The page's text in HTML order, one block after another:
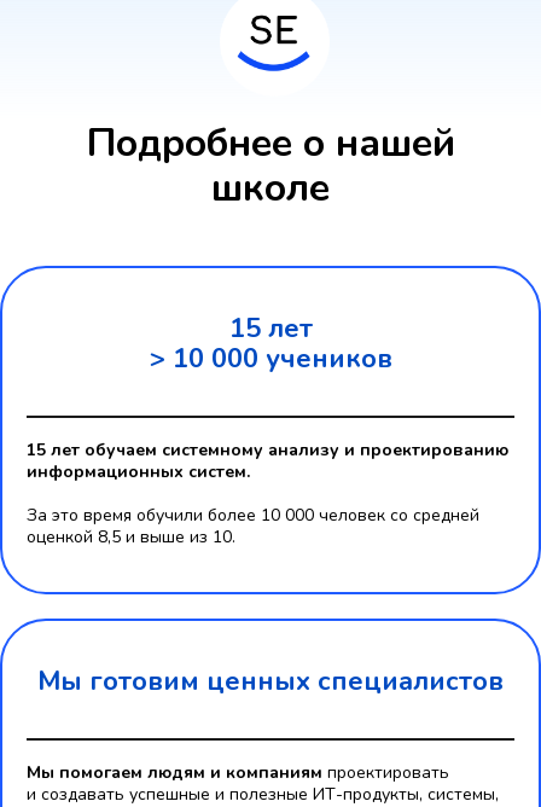
Подробнее о нашей
школе
15 лет
> 10 000 учеников
15 лет обучаем системному анализу и проектированию
информационных систем.
За это время обучили более 10 000 человек со средней
оценкой 8,5 и выше из 10.
Мы готовим ценных специалистов
Мы помогаем людям и компаниям проектировать
и создавать успешные и полезные ИТ-продукты, системы,